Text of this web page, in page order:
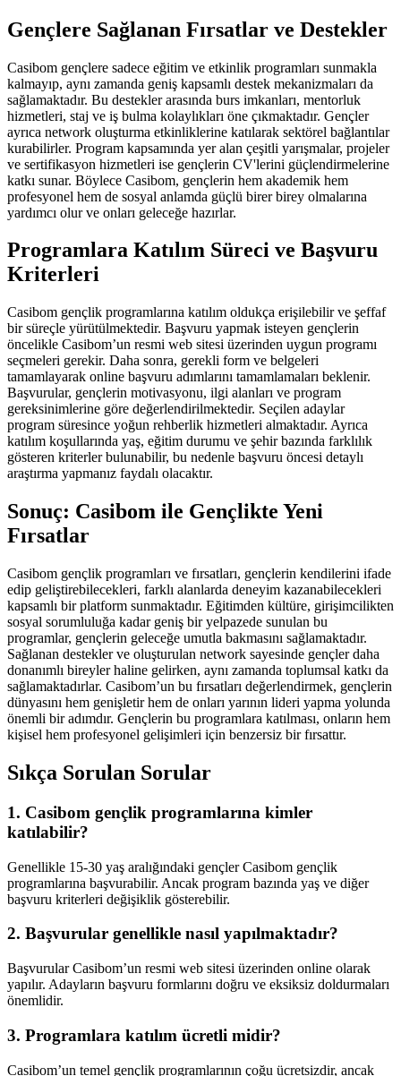
Gençlere Sağlanan Fırsatlar ve Destekler
Casibom gençlere sadece eğitim ve etkinlik programları sunmakla
kalmayıp, aynı zamanda geniş kapsamlı destek mekanizmaları da
sağlamaktadır. Bu destekler arasında burs imkanları, mentorluk
hizmetleri, staj ve iş bulma kolaylıkları öne çıkmaktadır. Gençler
ayrıca network oluşturma etkinliklerine katılarak sektörel bağlantılar
kurabilirler. Program kapsamında yer alan çeşitli yarışmalar, projeler
ve sertifikasyon hizmetleri ise gençlerin CV'lerini güçlendirmelerine
katkı sunar. Böylece Casibom, gençlerin hem akademik hem
profesyonel hem de sosyal anlamda güçlü birer birey olmalarına
yardımcı olur ve onları geleceğe hazırlar.
Programlara Katılım Süreci ve Başvuru
Kriterleri
Casibom gençlik programlarına katılım oldukça erişilebilir ve şeffaf
bir süreçle yürütülmektedir. Başvuru yapmak isteyen gençlerin
öncelikle Casibom’un resmi web sitesi üzerinden uygun programı
seçmeleri gerekir. Daha sonra, gerekli form ve belgeleri
tamamlayarak online başvuru adımlarını tamamlamaları beklenir.
Başvurular, gençlerin motivasyonu, ilgi alanları ve program
gereksinimlerine göre değerlendirilmektedir. Seçilen adaylar
program süresince yoğun rehberlik hizmetleri almaktadır. Ayrıca
katılım koşullarında yaş, eğitim durumu ve şehir bazında farklılık
gösteren kriterler bulunabilir, bu nedenle başvuru öncesi detaylı
araştırma yapmanız faydalı olacaktır.
Sonuç: Casibom ile Gençlikte Yeni
Fırsatlar
Casibom gençlik programları ve fırsatları, gençlerin kendilerini ifade
edip geliştirebilecekleri, farklı alanlarda deneyim kazanabilecekleri
kapsamlı bir platform sunmaktadır. Eğitimden kültüre, girişimcilikten
sosyal sorumluluğa kadar geniş bir yelpazede sunulan bu
programlar, gençlerin geleceğe umutla bakmasını sağlamaktadır.
Sağlanan destekler ve oluşturulan network sayesinde gençler daha
donanımlı bireyler haline gelirken, aynı zamanda toplumsal katkı da
sağlamaktadırlar. Casibom’un bu fırsatları değerlendirmek, gençlerin
dünyasını hem genişletir hem de onları yarının lideri yapma yolunda
önemli bir adımdır. Gençlerin bu programlara katılması, onların hem
kişisel hem profesyonel gelişimleri için benzersiz bir fırsattır.
Sıkça Sorulan Sorular
1. Casibom gençlik programlarına kimler
katılabilir?
Genellikle 15-30 yaş aralığındaki gençler Casibom gençlik
programlarına başvurabilir. Ancak program bazında yaş ve diğer
başvuru kriterleri değişiklik gösterebilir.
2. Başvurular genellikle nasıl yapılmaktadır?
Başvurular Casibom’un resmi web sitesi üzerinden online olarak
yapılır. Adayların başvuru formlarını doğru ve eksiksiz doldurmaları
önemlidir.
3. Programlara katılım ücretli midir?
Casibom’un temel gençlik programlarının çoğu ücretsizdir, ancak